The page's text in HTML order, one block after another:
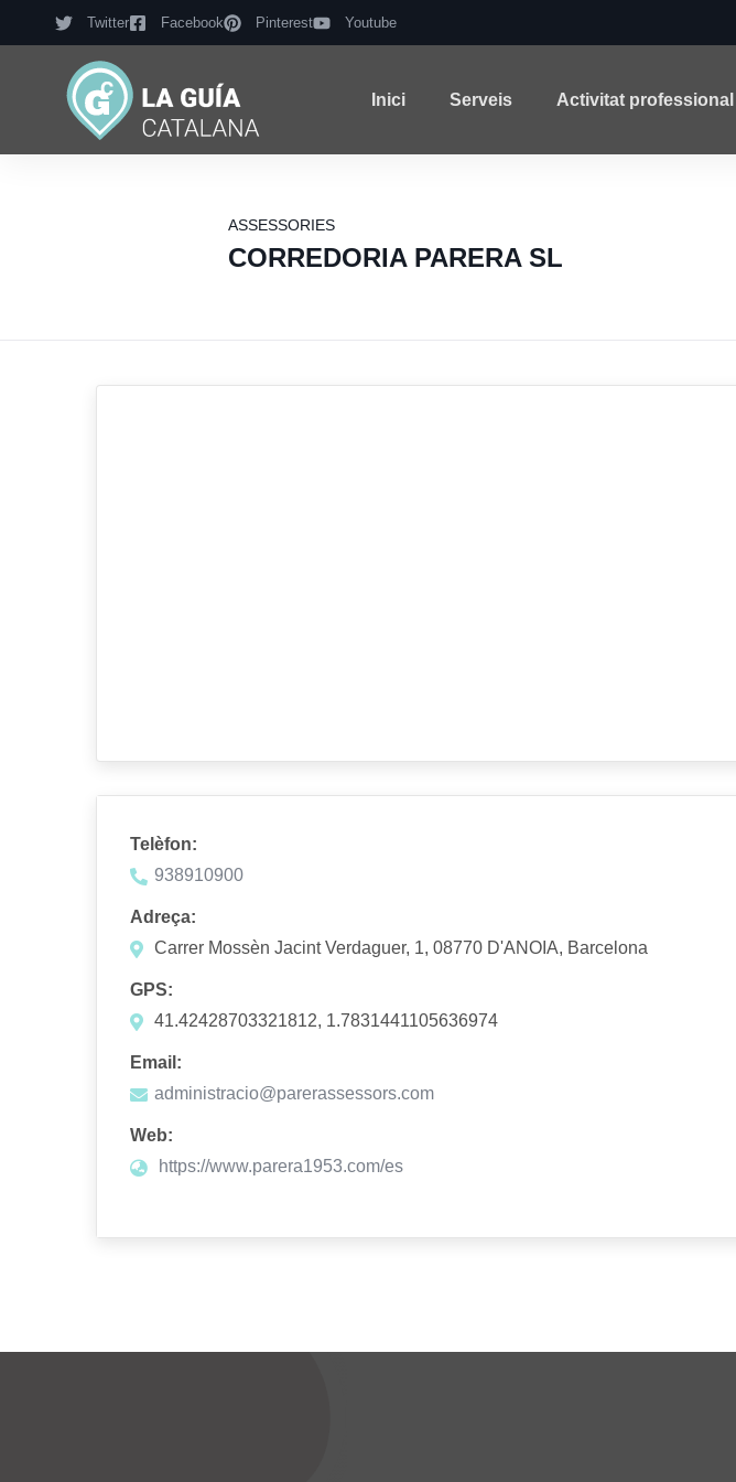
Twitter Facebook Pinterest Youtube
Inici Serveis Activitat professional
ASSESSORIES
CORREDORIA PARERA SL
Telèfon:
938910900
Adreça:
Carrer Mossèn Jacint Verdaguer, 1, 08770 D'ANOIA, Barcelona
GPS:
41.42428703321812, 1.7831441105636974
Email:
administracio@parerassessors.com
Web:
https://www.parera1953.com/es